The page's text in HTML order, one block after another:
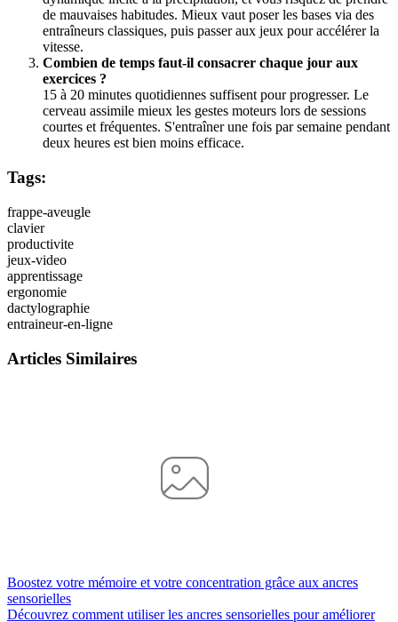
de mauvaises habitudes. Mieux vaut poser les bases via des
entraîneurs classiques, puis passer aux jeux pour accélérer la
vitesse.
Combien de temps faut-il consacrer chaque jour aux
exercices ?
15 à 20 minutes quotidiennes suffisent pour progresser. Le
cerveau assimile mieux les gestes moteurs lors de sessions
courtes et fréquentes. S'entraîner une fois par semaine pendant
deux heures est bien moins efficace.
Tags:
frappe-aveugle
clavier
productivite
jeux-video
apprentissage
ergonomie
dactylographie
entraineur-en-ligne
Articles Similaires
Boostez votre mémoire et votre concentration grâce aux ancres
sensorielles
Découvrez comment utiliser les ancres sensorielles pour améliorer